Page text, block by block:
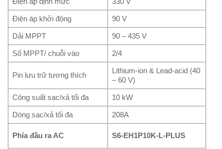
Điện áp khởi động 90 V
Dải MPPT 90 – 435 V
Số MPPT/ chuỗi vào 2/4
Pin lưu trữ tương thích
Lithium-ion & Lead-acid (40
– 60 V)
Công suất sạc/xả tối đa 10 kW
Dòng sạc/xả tối đa 208A
Phía đầu ra AC S6-EH1P10K-L-PLUS